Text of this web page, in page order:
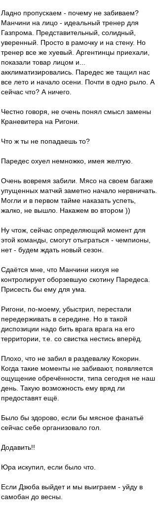
Ладно пропускаем - почему не забиваем?
Манчини на лицо - идеальный тренер для
Газпрома. Представительный, солидный,
уверенный. Просто в рамочку и на стену. Но
тренер все же хуевый. Аргентинцы приехали,
показали товар лицом и...
акклиматизировались. Паредес же тащил нас
все лето и начало осени. Почти в одно рыло. А
сейчас что? А ничего.
Честно говоря, не очень понял смысл замены
Краневитера на Ригони.
Что ж ты не попадаешь то?
Паредес охуел немножко, имея желтую.
Очень вовремя забили. Мясо на своем багаже
упущенных матчкй заметно начало нервничать.
Могли и в первом тайме наказать успеть,
жалко, не вышло. Накажем во втором ))
Ну чтож, сейчас определяющий момент для
этой команды, смогут отыграться - чемпионы,
нет - будем ждать новый сезон.
Сдаётся мне, что Манчини нихуя не
контролирует оборзевшую скотину Паредеса.
Присесть бы ему для ума.
Ригони, по-моему, убыстрил, перестали
передерживать в середине. Но в такой
диспозиции надо бить врага врага на его
территории, т.е. со свистка нестись вперёд.
Плохо, что не забил в раздевалку Кокорин.
Когда такие моменты не забивают, появляется
ощущение обречённости, типа сегодня не наш
день. Такую возможность ему вряд ли
предоставят ещё.
Было бы здорово, если бы мясное фанатьё
сейчас себе организовало гол.
Додавить!!
Юра искупил, если было что.
Если Дзюба выйдет и мы выиграем - уйду в
самобан до весны.